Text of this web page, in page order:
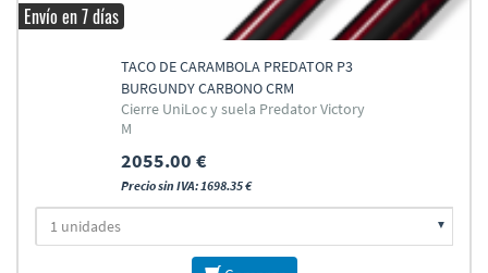
Envío en 7 días
TACO DE CARAMBOLA PREDATOR P3
BURGUNDY CARBONO CRM
Cierre UniLoc y suela Predator Victory
M
2055.00 €
Precio sin IVA: 1698.35 €